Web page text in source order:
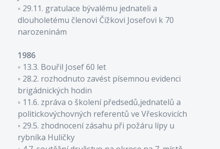
◦ 29.11. gratulace bývalému jednateli a
dlouholetému členovi Čížkovi Josefovi k 70
narozeninám
1986
◦ 13.3. Bouřil Josef 60 let
◦ 28.2. rozhodnuto zavést písemnou evidenci
brigádnických hodin
◦ 11.6. zpráva o školení předsedů,jednatelů a
politickovýchovných referentů ve Vřeskovicích
◦ 29.5. zhodnocení zásahu při požáru lípy u
rybníka Huličky